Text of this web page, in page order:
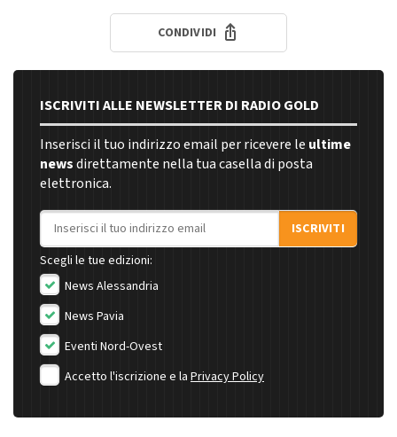
CONDIVIDI
ISCRIVITI ALLE NEWSLETTER DI RADIO GOLD
Inserisci il tuo indirizzo email per ricevere le ultime
newsdirettamente nella tua casella di posta
elettronica.
Indirizzo email
ISCRIVITI
Scegli le tue edizioni:
News Alessandria
News Pavia
Eventi Nord-Ovest
Accetto l'iscrizione e la Privacy Policy